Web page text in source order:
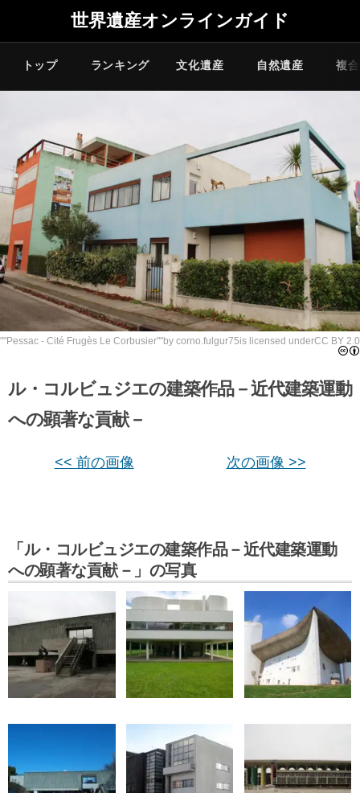
世界遺産オンラインガイド
トップ ランキング 文化遺産 自然遺産 複
""Pessac - Cité Frugès Le Corbusier""by corno.fulgur75is licensed underCC BY 2.0
ル・コルビュジエの建築作品－近代建築運動
への顕著な貢献－
<< 前の画像 次の画像 >>
「ル・コルビュジエの建築作品－近代建築運動
への顕著な貢献－」の写真